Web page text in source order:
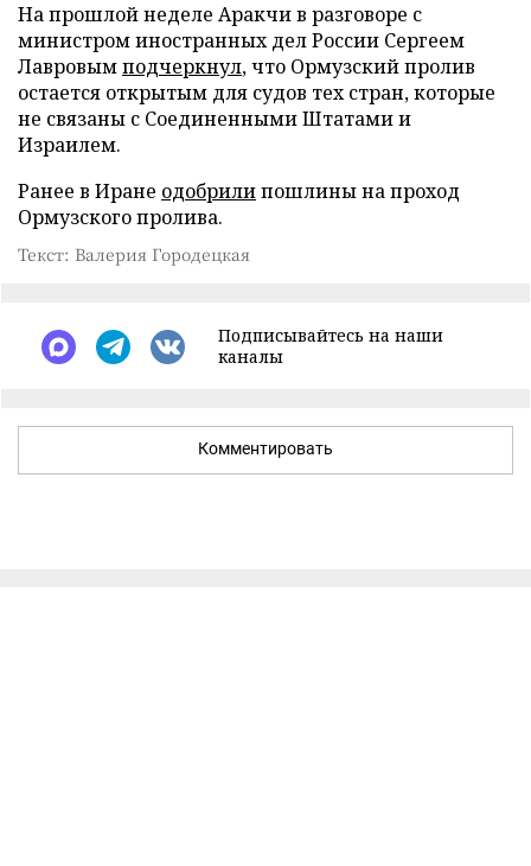
На прошлой неделе Аракчи в разговоре с
министром иностранных дел России Сергеем
Лавровымподчеркнул, что Ормузский пролив
остается открытым для судов тех стран, которые
не связаны с Соединенными Штатами и
Израилем.
Ранее в Иране одобрилипошлины на проход
Ормузского пролива.
Текст: Валерия Городецкая
Подписывайтесь на наши
каналы
Комментировать